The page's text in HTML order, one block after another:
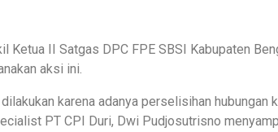
Ketua II Satgas DPC FPE SBSI Kabupaten
aksi ini.
karena adanya perselisihan
PT CPI Duri, Dwi Pudjosutrisno